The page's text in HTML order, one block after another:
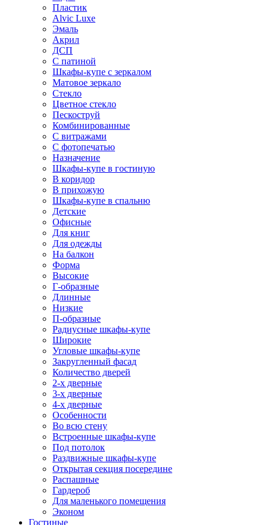
Пластик
Alvic Luxe
Эмаль
Акрил
ДСП
С патиной
Шкафы-купе с зеркалом
Матовое зеркало
Стекло
Цветное стекло
Пескоструй
Комбинированные
С витражами
С фотопечатью
Назначение
Шкафы-купе в гостиную
В коридор
В прихожую
Шкафы-купе в спальню
Детские
Офисные
Для книг
Для одежды
На балкон
Форма
Высокие
Г-образные
Длинные
Низкие
П-образные
Радиусные шкафы-купе
Широкие
Угловые шкафы-купе
Закругленный фасад
Количество дверей
2-х дверные
3-х дверные
4-х дверные
Особенности
Во всю стену
Встроенные шкафы-купе
Под потолок
Раздвижные шкафы-купе
Открытая секция посередине
Распашные
Гардероб
Для маленького помещения
Эконом
Гостиные